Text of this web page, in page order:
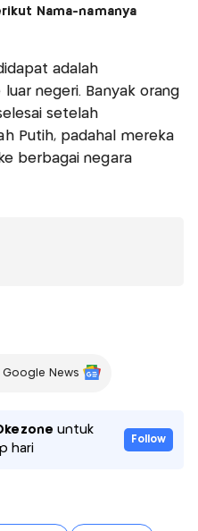
Nama-namanya
adalah
negeri. Banyak orang
setelah
Putih, padahal mereka
berbagai negara
Google News
untuk
hari
Follow